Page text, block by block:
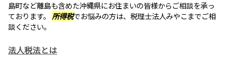
島町など離島も含めた沖縄県にお住まいの皆様からご相談を承っ
ております。 所得税でお悩みの方は、税理士法人みやこまでご相
談ください。
法人税法とは